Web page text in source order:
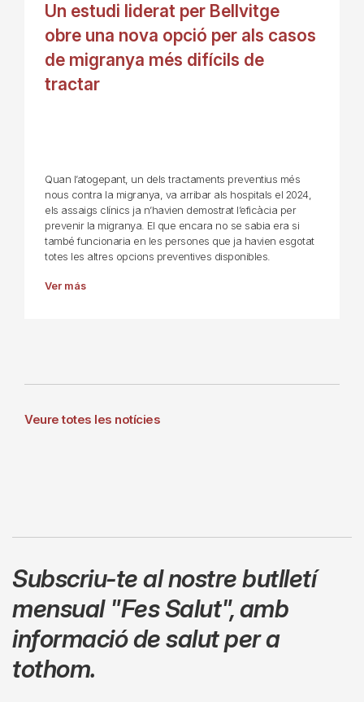
Un estudi liderat per Bellvitge
obre una nova opció per als casos
de migranya més difícils de
tractar
Quan l’atogepant, un dels tractaments preventius més
nous contra la migranya, va arribar als hospitals el 2024,
els assaigs clínics ja n’havien demostrat l’eficàcia per
prevenir la migranya. El que encara no se sabia era si
també funcionaria en les persones que ja havien esgotat
totes les altres opcions preventives disponibles.
Ver más
Veure totes les notícies
Subscriu-te al nostre butlletí
mensual "Fes Salut",amb
informació de salut per a
tothom.